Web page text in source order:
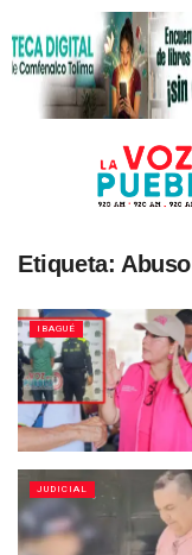
Etiqueta: Abuso
IBAGUÉ
JUDICIAL